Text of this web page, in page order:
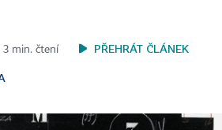
3 min. čtení PŘEHRÁT ČLÁNEK